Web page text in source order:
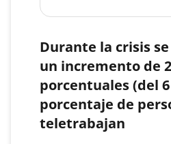
Durante la crisis
un incremento de
porcentuales (del 6
porcentaje de
teletrabajan